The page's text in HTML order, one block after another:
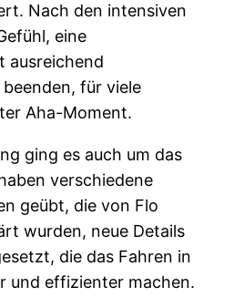
Nach den intensiven
eine
ausreichend
für viele
Aha-Moment.
ging es auch um das
verschiedene
geübt, die von Flo
wurden, neue Details
die das Fahren in
und effizienter machen.